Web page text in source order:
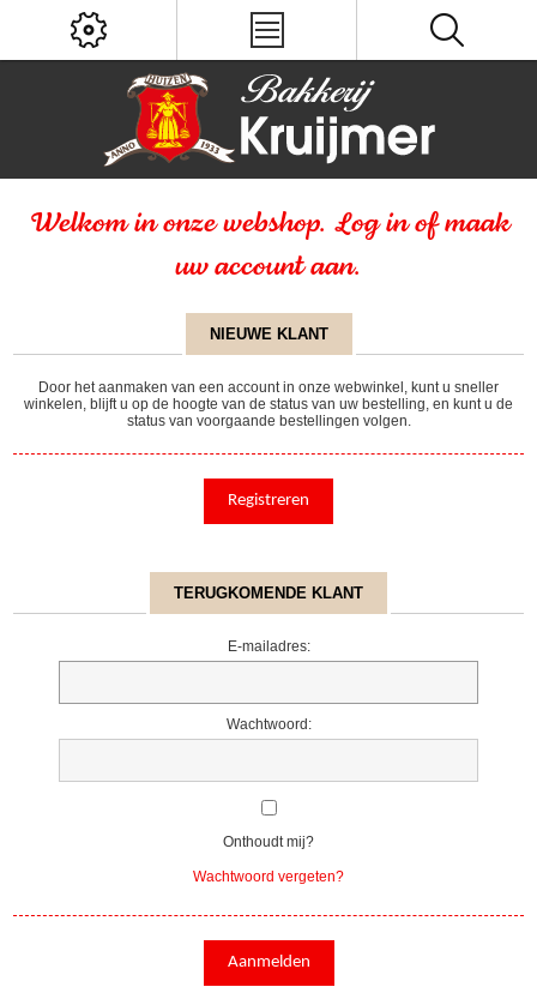
Welkom in onze webshop. Log in of maak
uw account aan.
NIEUWE KLANT
Door het aanmaken van een account in onze webwinkel, kunt u sneller
winkelen, blijft u op de hoogte van de status van uw bestelling, en kunt u de
status van voorgaande bestellingen volgen.
TERUGKOMENDE KLANT
E-mailadres:
Wachtwoord:
Onthoudt mij?
Wachtwoord vergeten?